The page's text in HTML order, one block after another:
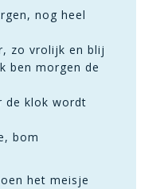
nog heel
zo vrolijk en blij
ben morgen de
de klok wordt
bom
het meisje